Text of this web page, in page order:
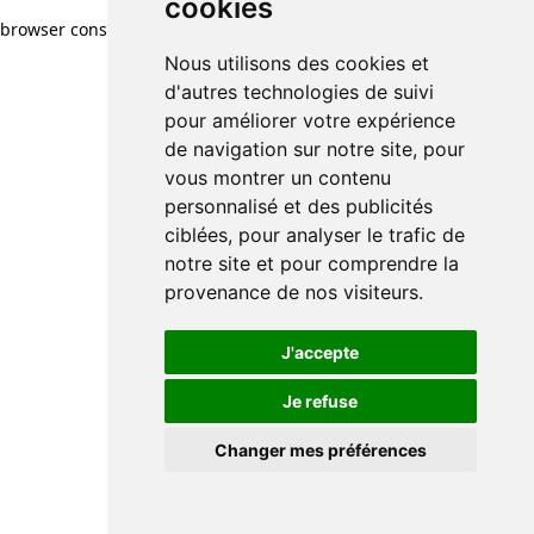
cookies
Nous utilisons des cookies et
d'autres technologies de suivi
pour améliorer votre expérience
de navigation sur notre site, pour
vous montrer un contenu
personnalisé et des publicités
ciblées, pour analyser le trafic de
notre site et pour comprendre la
provenance de nos visiteurs.
J'accepte
Je refuse
Changer mes préférences
browser console for more information)